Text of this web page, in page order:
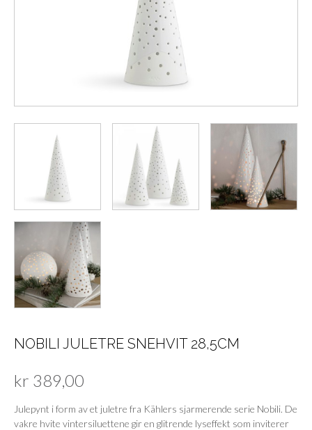
NOBILI JULETRE SNEHVIT 28,5CM
kr 389,00
Julepynt i form av et juletre fra Kählers sjarmerende serie Nobili. De
vakre hvite vintersiluettene gir en glitrende lyseffekt som inviterer